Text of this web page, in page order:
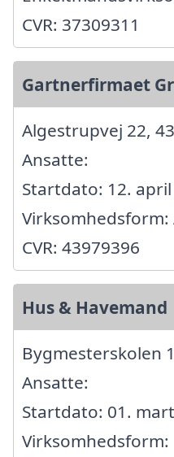
CVR: 37309311
Gartnerfirmaet
Algestrupvej 22,
Ansatte:
Startdato: 12. april
Virksomhedsform:
CVR: 43979396
Hus & Havemand
Bygmesterskolen
Ansatte:
Startdato: 01.
Virksomhedsform: